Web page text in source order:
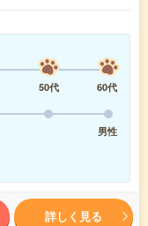
50代
60代
男性
詳しく見る